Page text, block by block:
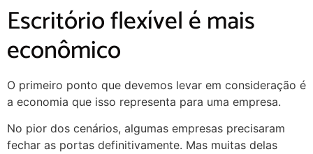
Escritório flexível é mais
econômico
O primeiro ponto que devemos levar em consideração é
a economia que isso representa para uma empresa.
No pior dos cenários, algumas empresas precisaram
fechar as portas definitivamente. Mas muitas delas